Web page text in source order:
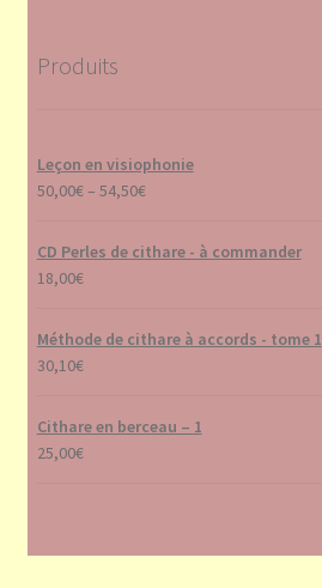
Produits
Leçon en visiophonie
50,00€– 54,50€
CD Perles de cithare - à commander
18,00€
Méthode de cithare à accords - tome 1
30,10€
Cithare en berceau – 1
25,00€